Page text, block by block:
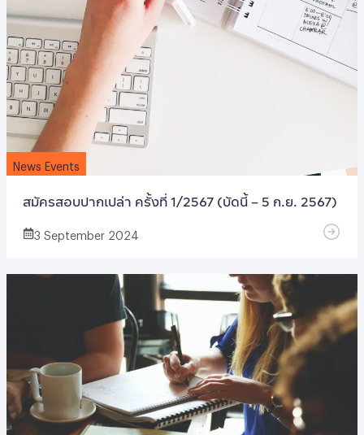
News Events
สมัครสอบปากเปล่า ครั้งที่ 1/2567 (บัดนี้ – 5 ก.ย. 2567)
3 September 2024